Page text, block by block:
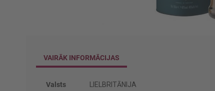
sākumuVAIRĀK INFORMĀCIJAS
Vairāk
Valsts LIELBRITĀNIJA